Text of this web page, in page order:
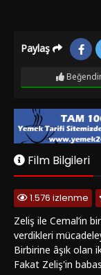
1.576 izlenme
Zeliş ile Cemal’in
Birbirine âşık olan
Fakat Zeliş'in
Bekir’le
öğrenen Bekir,
verir. Bu plândan
peşini
Oyuncular:
Çağatay ,Vahi Öz
Yönetmen:
Yapım Yılı: 1959
Ülke: Türkiye
Bunlara da
1983